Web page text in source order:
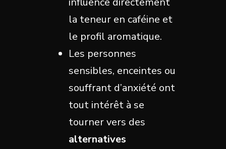
la teneur en caféine et
le profil aromatique.
Les personnes
sensibles, enceintes ou
souffrant d’anxiété ont
tout intérêt à se
tourner vers des
alternatives